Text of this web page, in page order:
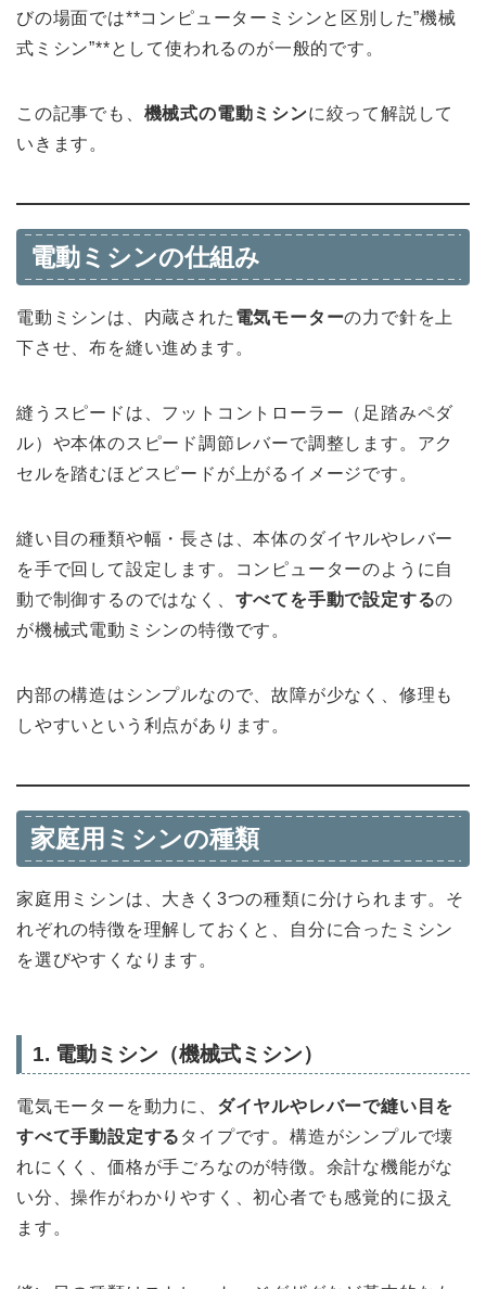
びの場面では**コンピューターミシンと区別した”機械
式ミシン”**として使われるのが一般的です。
この記事でも、 機械式の電動ミシンに絞って解説して
いきます。
電動ミシンの仕組み
電動ミシンは、内蔵された 電気モーターの力で針を上
下させ、布を縫い進めます。
縫うスピードは、フットコントローラー（足踏みペダ
ル）や本体のスピード調節レバーで調整します。アク
セルを踏むほどスピードが上がるイメージです。
縫い目の種類や幅・長さは、本体のダイヤルやレバー
を手で回して設定します。コンピューターのように自
動で制御するのではなく、 すべてを手動で設定するの
が機械式電動ミシンの特徴です。
内部の構造はシンプルなので、故障が少なく、修理も
しやすいという利点があります。
家庭用ミシンの種類
家庭用ミシンは、大きく3つの種類に分けられます。そ
れぞれの特徴を理解しておくと、自分に合ったミシン
を選びやすくなります。
1. 電動ミシン（機械式ミシン）
電気モーターを動力に、 ダイヤルやレバーで縫い目を
すべて手動設定する タイプです。構造がシンプルで壊
れにくく、価格が手ごろなのが特徴。余計な機能がな
い分、操作がわかりやすく、初心者でも感覚的に扱え
ます。